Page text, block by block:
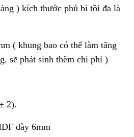
) kích thước phủ bi tồi đa là
( khung bao có thể làm tăng
sẽ phát sinh thêm chi phí )
2).
dày 6mm